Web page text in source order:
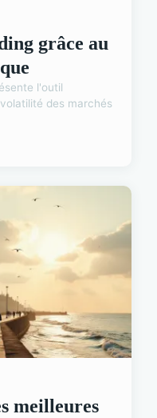
grâce au
l'outil
des marchés
meilleures